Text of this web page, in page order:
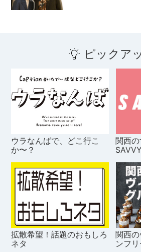
ピックア
ウラなんばで、どこ行こ
か〜？
関西の
SAVVY
拡散希望！話題のおもしろ
ネタ
関西
ンフリ